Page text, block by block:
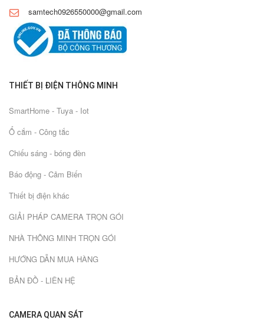
samtech0926550000@gmail.com
THIẾT BỊ ĐIỆN THÔNG MINH
SmartHome - Tuya - Iot
Ổ cắm - Công tắc
Chiếu sáng - bóng đèn
Báo động - Cảm Biến
Thiết bị điện khác
GIẢI PHÁP CAMERA TRỌN GÓI
NHÀ THÔNG MINH TRỌN GÓI
HƯỚNG DẪN MUA HÀNG
BẢN ĐỒ - LIÊN HỆ
CAMERA QUAN SÁT